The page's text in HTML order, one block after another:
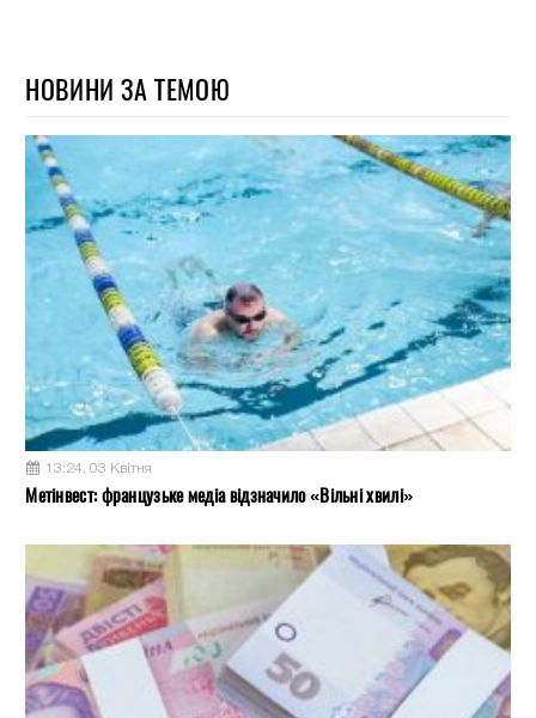
НОВИНИ ЗА ТЕМОЮ
13:24, 03 Квітня
Метінвест: французьке медіа відзначило «Вільні хвилі»